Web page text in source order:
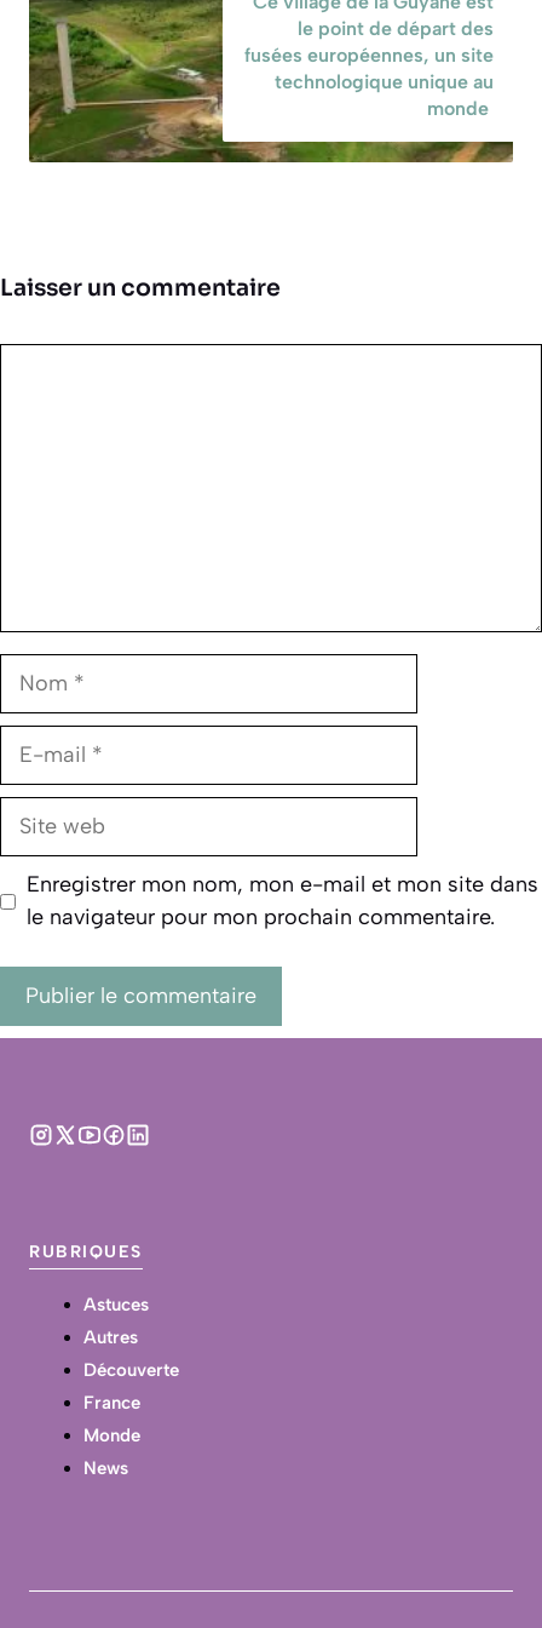
le point de départ des
fusées européennes, un site
technologique unique au
monde
Laisser un commentaire
Nom
E-
Site
Enregistrer mon nom, mon e-mail et mon site dans
le navigateur pour mon prochain commentaire.
RUBRIQUES
Astuces
Autres
Découverte
France
Monde
News